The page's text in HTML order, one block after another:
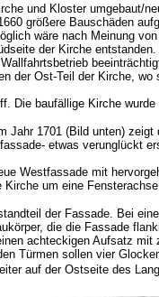
und Kloster umgebaut/
größere Bauschäden
wäre nach Meinung
der Kirche
der Ost-Teil der Kirche,
Die baufällige Kirche
Jahr 1701 (Bild unten)
etwas verunglückt
Westfassade mit
um eine
der Fassade. Bei
die die Fassade
achteckigen Aufsatz
Türmen sollen vier
auf der Ostseite des